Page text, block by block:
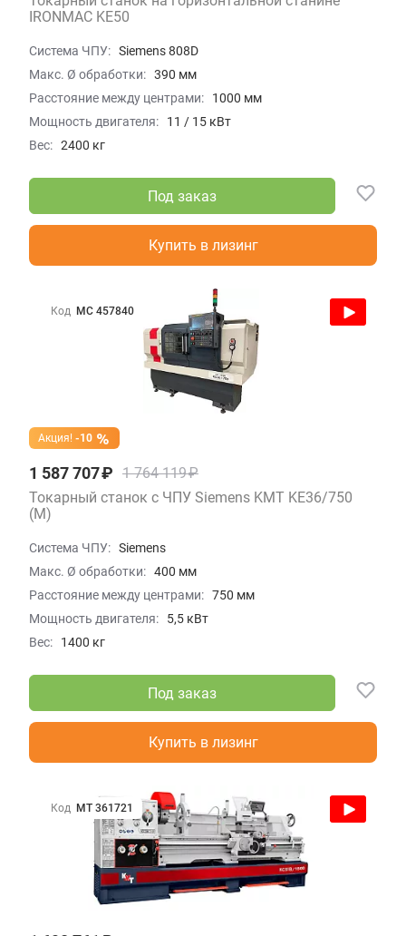
IRONMAC KE50
Система ЧПУ: Siemens 808D
Макс. Ø обработки: 390 мм
Расстояние между центрами:
1000 мм
Мощность двигателя:
11 / 15 кВт
Вес: 2400 кг
Под заказ
Купить в лизинг
Акция! -10
1 587 707 ₽ 1 764 119 ₽
Токарный станок с ЧПУ Siemens KMT KE36/750
(M)
Система ЧПУ: Siemens
Макс. Ø обработки: 400 мм
Расстояние между центрами: 750 мм
Мощность двигателя:
5,5 кВт
Вес:
1400 кг
Под заказ
Купить в лизинг
Код МС 457840
Код МТ 361721